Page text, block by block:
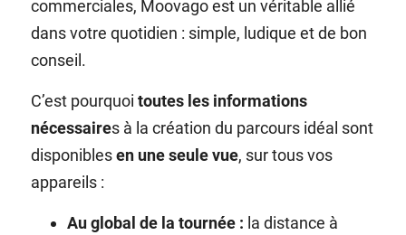
commerciales, Moovago est un véritable allié
dans votre quotidien : simple, ludique et de bon
conseil.
C’est pourquoitoutes les informations
nécessaires à la création du parcours idéal sont
disponiblesen une seule vue, sur tous vos
appareils :
Au global de la tournée : la distance à